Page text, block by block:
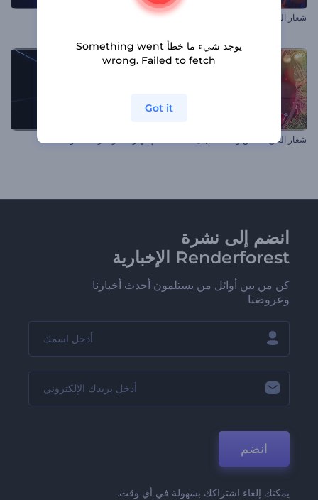
شعار الحارس الجاري الملهم إظهار شعار إطلاق الجسيمات
شعار الكريسماس والسنة الجديدة
انضم إلى نشرة
Renderforest الإخبارية
كن من بين أوائل من يستلمون أحدث أخبارنا
وعروضنا
انضم
يمكنك إلغاء اشتراكك بسهولة في أي وقت.
يوجد شيء ما خطأ Something went
wrong. Failed to fetch
Got it